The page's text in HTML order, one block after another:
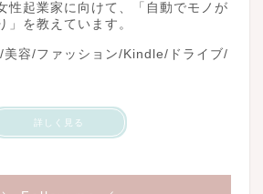
性起業家に向けて、「自動でモノが
」を教えています。
美容/ファッション/Kindle/ドライブ/
詳しく見る